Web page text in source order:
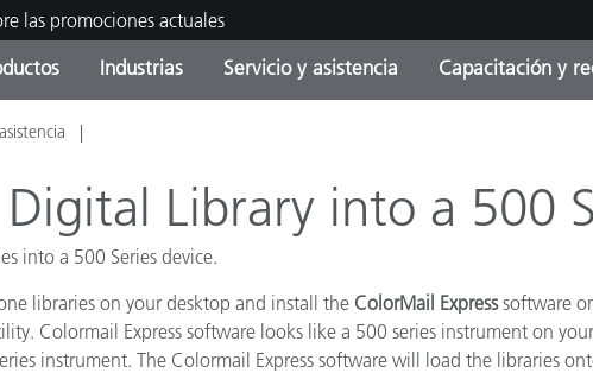
las promociones actuales
Categorías de Producto
actualización
Online Store
Industrias
Pinturas y Recubrimientos
Servicio y asistencia
Servicio y mantenimiento
Capacitación y
Adiestramiento
Experience Center
Top Descargas
Otros recursos
Library into a 500
into a 500 Series device.
libraries on your desktop and install the ColorMail Expresssoftware
Colormail Express software looks like a 500 series instrument on
instrument. The Colormail Express software will load the libraries